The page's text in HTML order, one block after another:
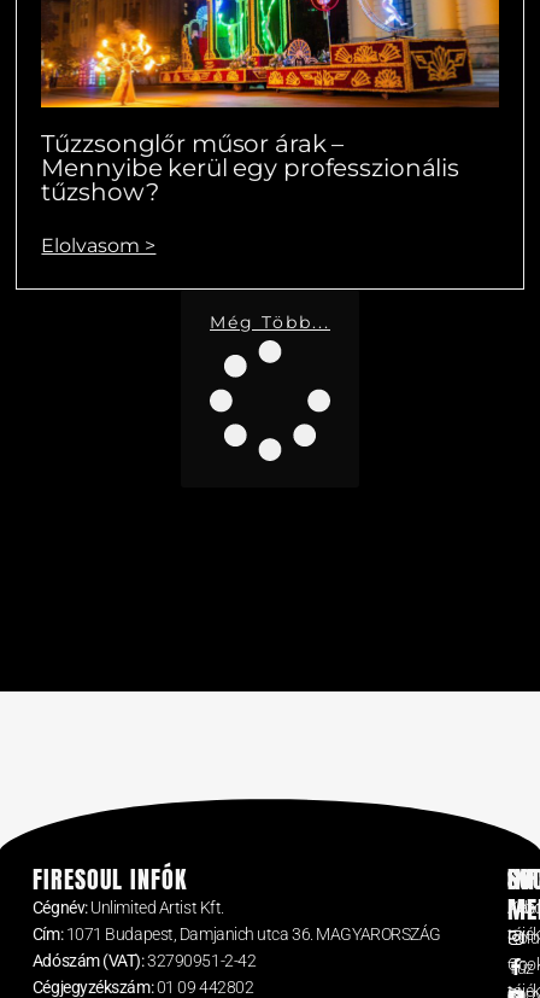
Tűzzsonglőr műsor árak –
Mennyibe kerül egy professzionális
tűzshow?
Elolvasom >
Még Több...
FIRESOUL INFÓK
Cégnév:Unlimited Artist Kft.
Cím:1071 Budapest, Damjanich utca 36. MAGYARORSZÁG
Adószám (VAT):32790951-2-42
Cégjegyzékszám:01 09 442802
Tűz